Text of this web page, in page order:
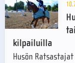
kilpailuilla
Husön